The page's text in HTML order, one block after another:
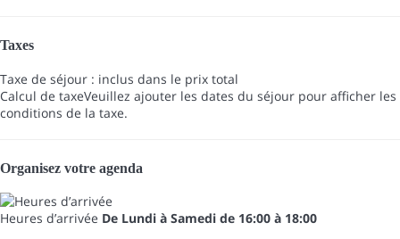
Taxes
Taxe de séjour : inclus dans le prix total
Calcul de taxeVeuillez ajouter les dates du séjour pour afficher les
conditions de la taxe.
Organisez votre agenda
Heures d’arrivée De Lundi à Samedi de 16:00 à 18:00